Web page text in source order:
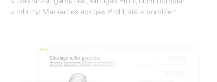
○ Infinity: Markantes eckiges Profil, stark bombiert